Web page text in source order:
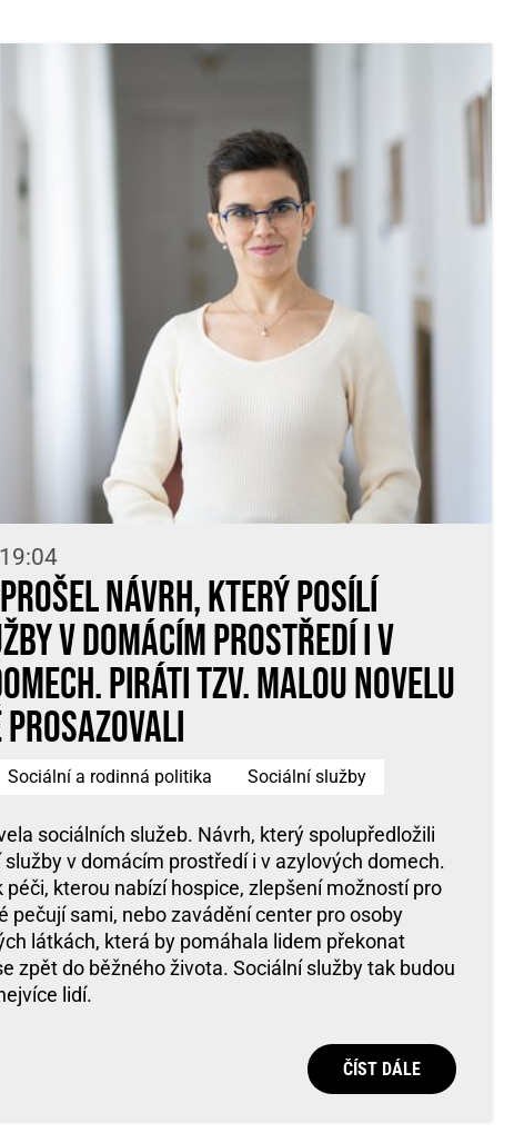
prošel návrh, který posílí
v domácím prostředí i v
Piráti tzv. malou novelu
prosazovali
Sociální a rodinná politika Sociální služby
sociálních služeb. Návrh, který spolupředložili
služby v domácím prostředí i v azylových domech.
péči, kterou nabízí hospice, zlepšení možností pro
pečují sami, nebo zavádění center pro osoby
látkách, která by pomáhala lidem překonat
zpět do běžného života. Sociální služby tak budou
lidí.
ČÍST DÁLE